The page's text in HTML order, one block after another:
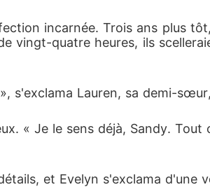
incarnée. Trois ans plus
vingt-quatre heures, ils
s'exclama Lauren, sa demi-
« Je le sens déjà, Sandy.
et Evelyn s'exclama